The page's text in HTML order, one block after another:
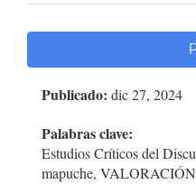
lateral
del
artículo
Publicado: dic 27, 2024
Palabras clave:
Estudios Críticos del
mapuche, VALORACIÓN